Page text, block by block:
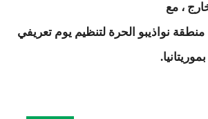
، مع
منطقة نواذيبو الحرة لتنظيم يوم تعريفي